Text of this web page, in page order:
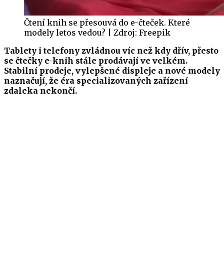
Čtení knih se přesouvá do e-čteček. Které
modely letos vedou? | Zdroj: Freepik
Tablety i telefony zvládnou víc než kdy dřív, přesto
se čtečky e-knih stále prodávají ve velkém.
Stabilní prodeje, vylepšené displeje a nové modely
naznačují, že éra specializovaných zařízení
zdaleka nekončí.